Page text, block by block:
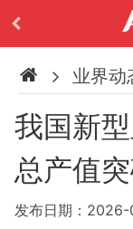
业界动
我国新
总产值
发布日期：2026-